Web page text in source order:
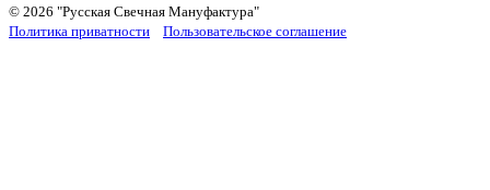
© 2026 "Русская Cвечная Мануфактура"
Политика приватности
Пользовательское соглашение